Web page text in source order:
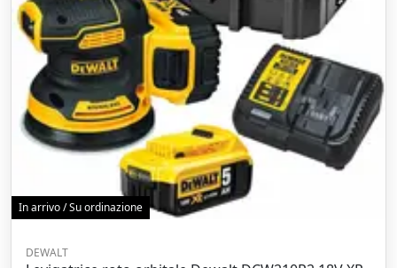
In arrivo / Su ordinazione
DEWALT